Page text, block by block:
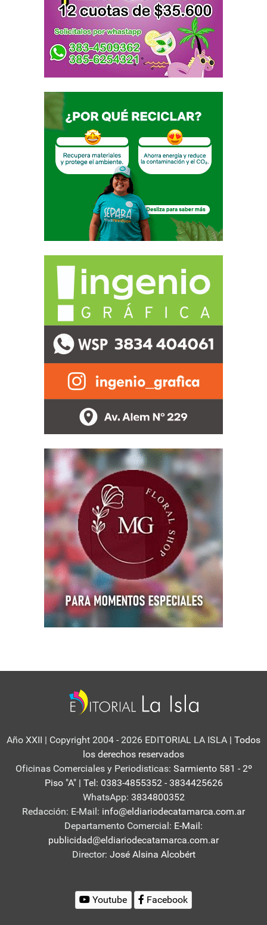
Año XXII | Copyright 2004 - 2026 EDITORIAL LA ISLA | Todos
los derechos reservados
Oficinas Comerciales y Periodisticas: Sarmiento 581 - 2º
Piso "A" | Tel: 0383-4855352 - 3834425626
WhatsApp: 3834800352
Redacción: E-Mail: info@eldiariodecatamarca.com.ar
Departamento Comercial: E-Mail:
publicidad@eldiariodecatamarca.com.ar
Director: José Alsina Alcobért
Youtube Facebook